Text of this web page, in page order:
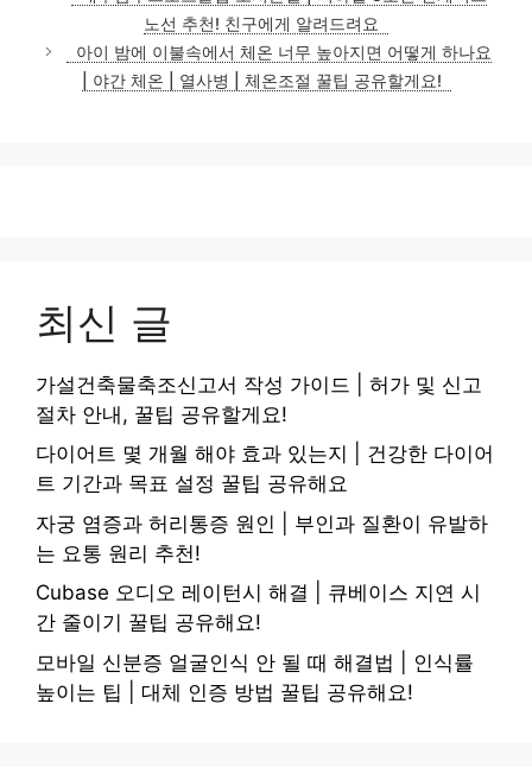
노선 추천! 친구에게 알려드려요
아이 밤에 이불속에서 체온 너무 높아지면 어떻게 하나요
| 야간 체온 | 열사병 | 체온조절 꿀팁 공유할게요!
최신 글
가설건축물축조신고서 작성 가이드 | 허가 및 신고
절차 안내, 꿀팁 공유할게요!
다이어트 몇 개월 해야 효과 있는지 | 건강한 다이어
트 기간과 목표 설정 꿀팁 공유해요
자궁 염증과 허리통증 원인 | 부인과 질환이 유발하
는 요통 원리 추천!
Cubase 오디오 레이턴시 해결 | 큐베이스 지연 시
간 줄이기 꿀팁 공유해요!
모바일 신분증 얼굴인식 안 될 때 해결법 | 인식률
높이는 팁 | 대체 인증 방법 꿀팁 공유해요!